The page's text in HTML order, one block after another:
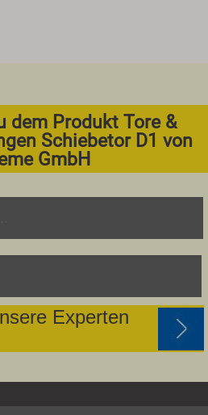
dem Produkt Tore &
Schiebetor D1 von
GmbH
Experten